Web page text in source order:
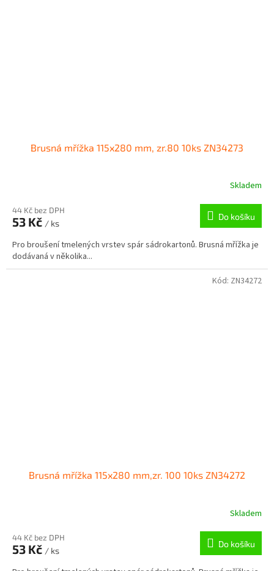
Brusná mřížka 115x280 mm, zr.80 10ks ZN34273
Skladem
44 Kč bez DPH
53 Kč / ks
Do košíku
Pro broušení tmelených vrstev spár sádrokartonů. Brusná mřížka je
dodávaná v několika...
Brusná mřížka 115x280 mm,zr. 100 10ks ZN34272
Skladem
44 Kč bez DPH
53 Kč / ks
Do košíku
Kód: ZN34272